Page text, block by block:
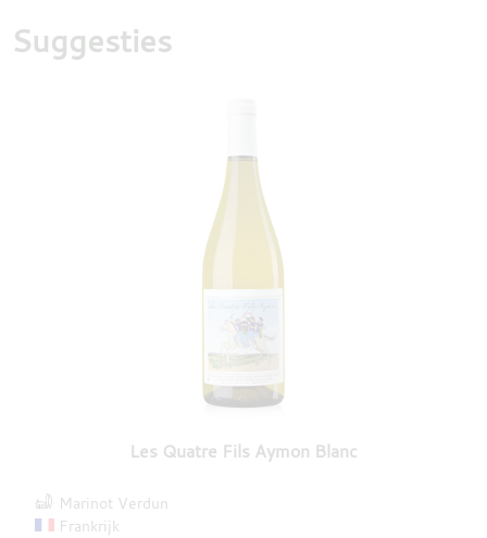
Suggesties
Les Quatre Fils Aymon Blanc
Marinot Verdun
Frankrijk